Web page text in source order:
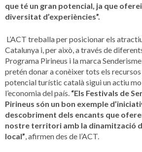
que té un gran potencial, ja que
diversitat d’experiències”.
L’ACT treballa per posicionar els
Catalunya i, per això, a través de
Programa Pirineus i la marca
pretén donar a conèixer tots els recursos
potencial turístic català sigui un actiu
l’economia del país. “Els Festivals de
Pirineus són un bon exemple
descobriment dels encants que
nostre territori amb la dinamització
local”, afirmen des de l’ACT.